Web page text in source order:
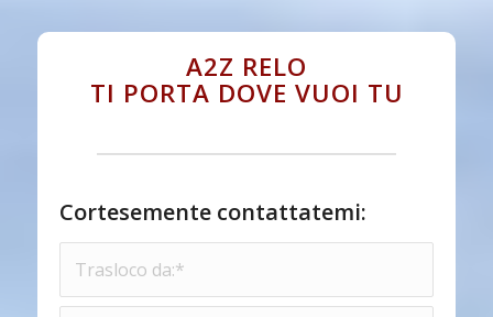
A2Z RELO
TI PORTA DOVE VUOI TU
Cortesemente contattatemi: